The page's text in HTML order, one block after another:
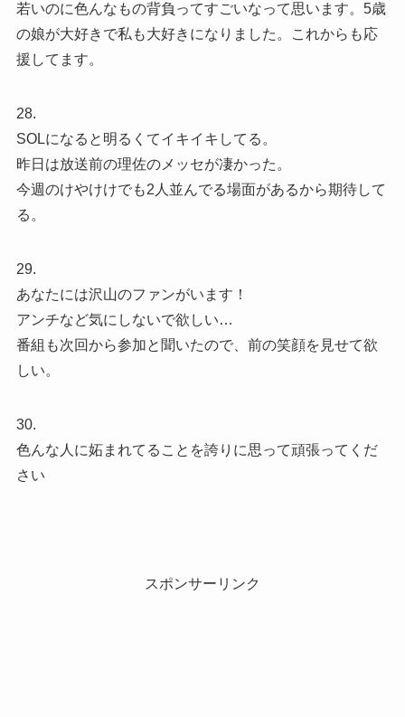
若いのに色んなもの背負ってすごいなって思います。5歳
の娘が大好きで私も大好きになりました。これからも応
援してます。
28.
SOLになると明るくてイキイキしてる。
昨日は放送前の理佐のメッセが凄かった。
今週のけやけけでも2人並んでる場面があるから期待して
る。
29.
あなたには沢山のファンがいます！
アンチなど気にしないで欲しい…
番組も次回から参加と聞いたので、前の笑顔を見せて欲
しい。
30.
色んな人に妬まれてることを誇りに思って頑張ってくだ
さい
スポンサーリンク